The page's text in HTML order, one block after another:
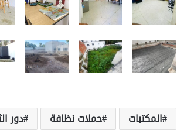
المكتبات حملات نظافة دور